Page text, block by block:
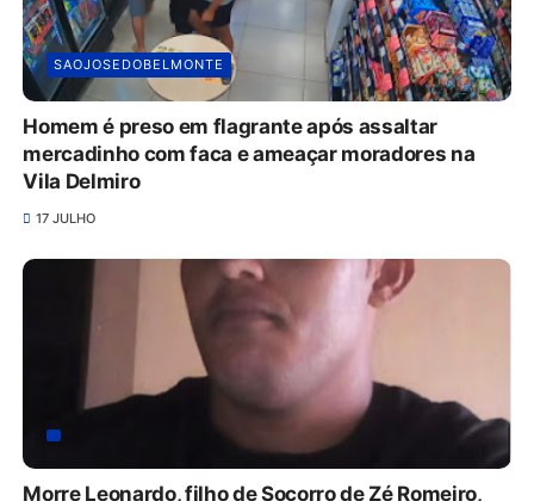
SAOJOSEDOBELMONTE
Homem é preso em flagrante após assaltar
mercadinho com faca e ameaçar moradores na
Vila Delmiro
17 JULHO
Morre Leonardo, filho de Socorro de Zé Romeiro,